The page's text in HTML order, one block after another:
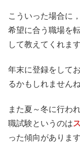
こういった場合に
希望に合う職場を
して教えてくれます
年末に登録をして
るかもしれませんね
また夏～冬に行わ
職試験というのは
った傾向があります